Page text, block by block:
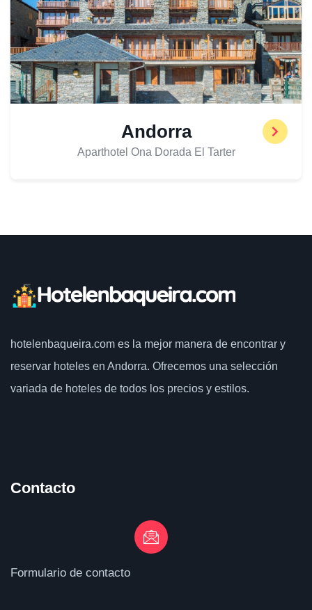
Andorra
Aparthotel Ona Dorada El Tarter
hotelenbaqueira.com es la mejor manera de encontrar y
reservar hoteles en Andorra. Ofrecemos una selección
variada de hoteles de todos los precios y estilos.
Contacto
Formulario de contacto